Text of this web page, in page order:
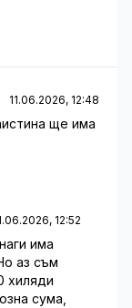
11.06.2026, 12:48
ще има
12:52
има
аз съм
хиляди
сума,